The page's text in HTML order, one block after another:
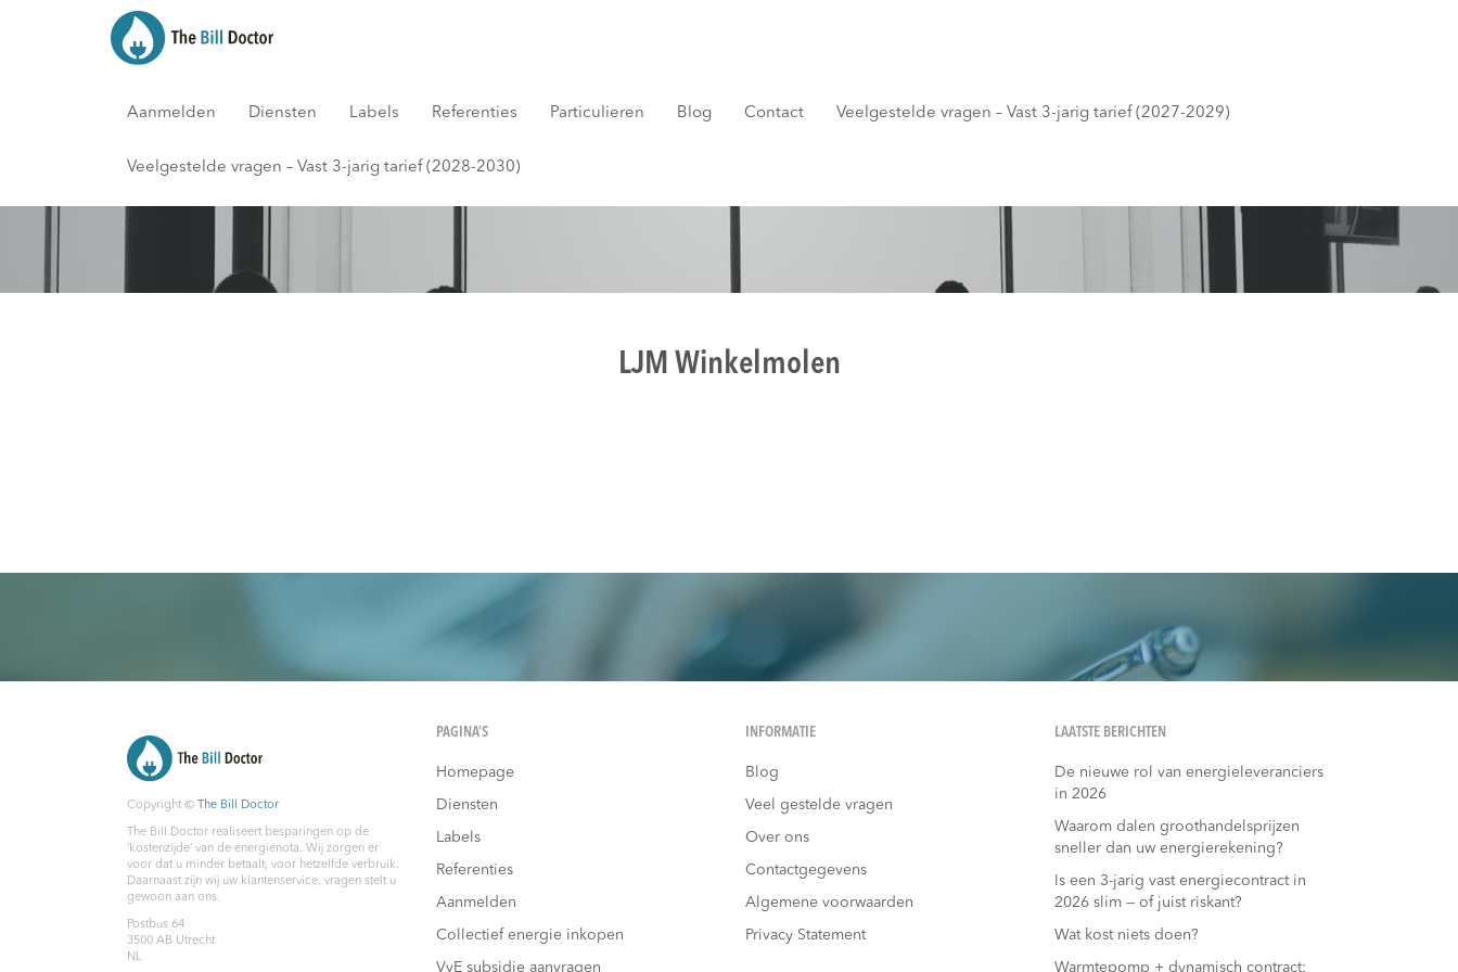
Aanmelden Diensten Labels Referenties Particulieren Blog Contact Veelgestelde vragen – Vast 3-jarig tarief (2027-2029)
Veelgestelde vragen – Vast 3-jarig tarief (2028-2030)
Blog
LJM Winkelmolen
Copyright © The Bill Doctor
The Bill Doctor realiseert besparingen op de
‘kostenzijde’ van de energienota. Wij zorgen er
voor dat u minder betaalt, voor hetzelfde verbruik.
Daarnaast zijn wij uw klantenservice, vragen stelt u
gewoon aan ons.
Postbus 64
3500 AB Utrecht
NL
PAGINA’S
Homepage
Diensten
Labels
Referenties
Aanmelden
Collectief energie inkopen
VvE subsidie aanvragen
INFORMATIE
Blog
Veel gestelde vragen
Over ons
Contactgegevens
Algemene voorwaarden
Privacy Statement
LAATSTE BERICHTEN
De nieuwe rol van energieleveranciers
in 2026
Waarom dalen groothandelsprijzen
sneller dan uw energierekening?
Is een 3-jarig vast energiecontract in
2026 slim — of juist riskant?
Wat kost niets doen?
Warmtepomp + dynamisch contract: